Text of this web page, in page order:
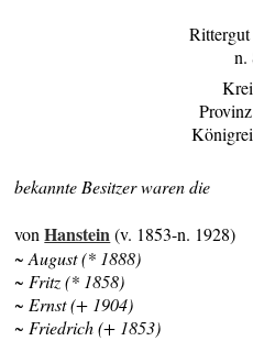
Rittergut
n.
bekannte Besitzer waren die
vonHanstein(v. 1853-n. 1928)
~ August (* 1888)
~ Fritz (* 1858)
~ Ernst (+ 1904)
~ Friedrich (+ 1853)